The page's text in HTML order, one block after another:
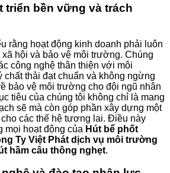
triển bền vững và trách
rằng hoạt động kinh doanh phải luôn
hội và bảo vệ môi trường. Chúng
công nghệ thân thiện với môi
thải đạt chuẩn và không ngừng
bảo vệ môi trường cho đội ngũ nhân
tiêu của chúng tôi không chỉ là mang
sẽ mà còn góp phần xây dựng một
các thế hệ tương lai. Điều này
mọi hoạt động của Hút bể phốt
Ty Việt Phát dịch vụ môi trường
hầm câu thông nghẹt.